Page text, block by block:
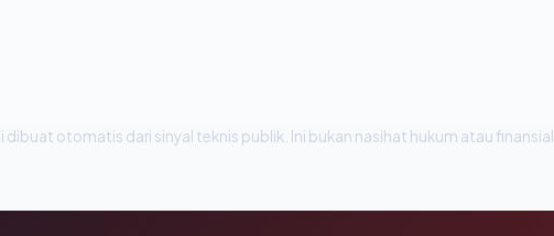
dibuat otomatis dari sinyal teknis publik. Ini bukan nasihat hukum atau finansial.